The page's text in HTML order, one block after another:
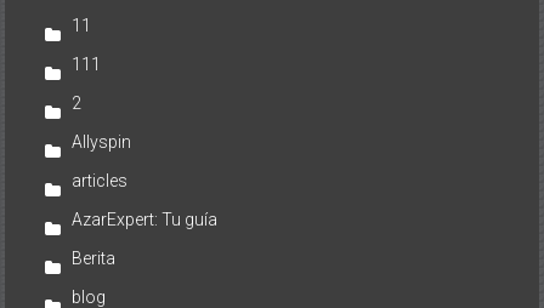
11
111
2
Allyspin
articles
AzarExpert: Tu guía
Berita
blog